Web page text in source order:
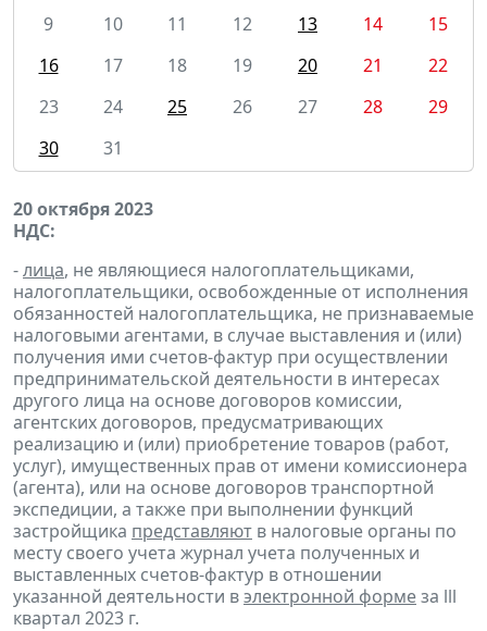
9
10 11 12 13 14
15
16
17 18 19 20 21
22
23
24 25 26 27 28
29
30
31
20 октября 2023
НДС:
-лица, не являющиеся налогоплательщиками,
налогоплательщики, освобожденные от исполнения
обязанностей налогоплательщика, не признаваемые
налоговыми агентами, в случае выставления и (или)
получения ими счетов-фактур при осуществлении
предпринимательской деятельности в интересах
другого лица на основе договоров комиссии,
агентских договоров, предусматривающих
реализацию и (или) приобретение товаров (работ,
услуг), имущественных прав от имени комиссионера
(агента), или на основе договоров транспортной
экспедиции, а также при выполнении функций
застройщика представляют в налоговые органы по
месту своего учета журнал учета полученных и
выставленных счетов-фактур в отношении
указанной деятельности вэлектронной формеза lll
квартал 2023 г.